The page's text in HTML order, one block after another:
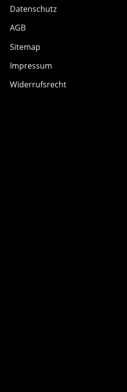
Datenschutz
AGB
Sitemap
Impressum
Widerrufsrecht